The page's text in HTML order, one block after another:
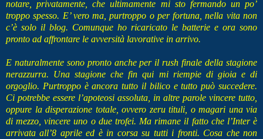
notare, privatamente, che ultimamente mi sto fermando un po’
troppo spesso. E’ vero ma, purtroppo o per fortuna, nella vita non
c’è solo il blog. Comunque ho ricaricato le batterie e ora sono
pronto ad affrontare le avversità lavorative in arrivo.
E naturalmente sono pronto anche per il rush finale della stagione
nerazzurra. Una stagione che fin qui mi riempie di gioia e di
orgoglio. Purtroppo è ancora tutto il bilico e tutto può succedere.
Ci potrebbe essere l’apoteosi assoluta, in altre parole vincere tutto,
oppure la disperazione totale, ovvero zeru tituli, o magari una via
di mezzo, vincere uno o due trofei. Ma rimane il fatto che l’Inter è
arrivata all’8 aprile ed è in corsa su tutti i fronti. Cosa che non